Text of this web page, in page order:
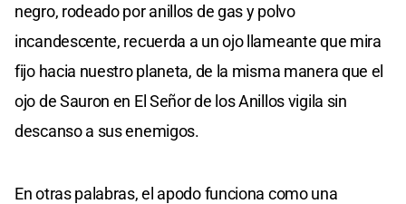
negro, rodeado por anillos de gas y polvo
incandescente, recuerda a un ojo llameante que mira
fijo hacia nuestro planeta, de la misma manera que el
ojo de Sauron en El Señor de los Anillos vigila sin
descanso a sus enemigos.
En otras palabras, el apodo funciona como una